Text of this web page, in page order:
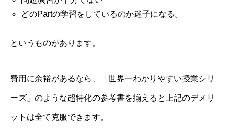
どのPartの学習をしているのか迷子になる。
というものがあります。
費用に余裕があるなら、 「世界一わかりやすい授業シリ
ーズ」 のような超特化の参考書を揃えると上記のデメリ
ットは全て克服できます。